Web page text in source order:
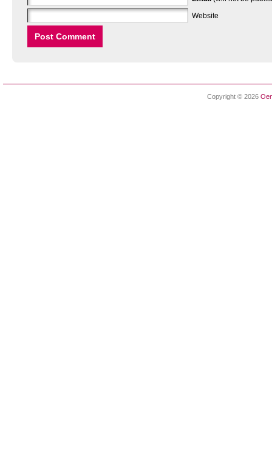
Website
Copyright © 2026